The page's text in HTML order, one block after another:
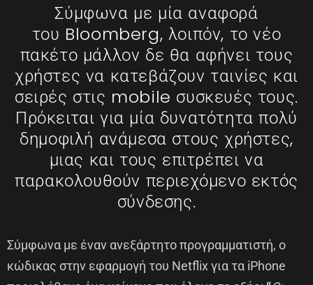
Σύμφωνα με μία αναφορά
του Bloomberg, λοιπόν, το νέο
πακέτο μάλλον δε θα αφήνει τους
χρήστες να κατεβάζουν ταινίες και
σειρές στις mobile συσκευές τους.
Πρόκειται για μία δυνατότητα πολύ
δημοφιλή ανάμεσα στους χρήστες,
μιας και τους επιτρέπει να
παρακολουθούν περιεχόμενο εκτός
σύνδεσης.
Σύμφωνα με έναν ανεξάρτητο προγραμματιστή, ο
κώδικας στην εφαρμογή του Netflix για τα iPhone